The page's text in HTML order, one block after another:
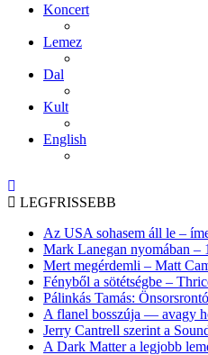
Koncert
Lemez
Dal
Kult
English
LEGFRISSEBB
Az USA sohasem áll le –
Mark Lanegan nyomában –
Mert megérdemli – Matt
Fényből a sötétségbe –
Pálinkás Tamás:
A flanel bosszúja — avagy
Jerry Cantrell szerint a
A Dark Matter a legjobb